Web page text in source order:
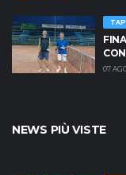
07
NEWS PIÙ VISTE